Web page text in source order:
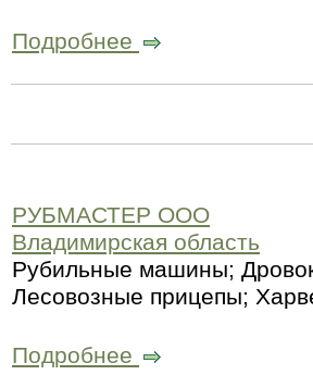
Подробнее
РУБМАСТЕР ООО
Владимирская область
Рубильные машины;
Лесовозные прицепы;
Подробнее